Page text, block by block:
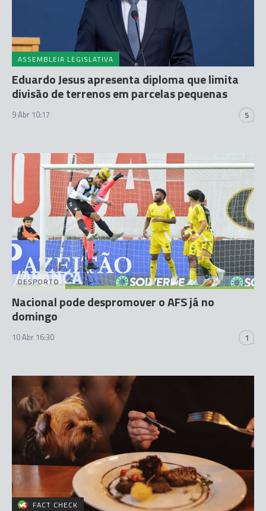
ASSEMBLEIA LEGISLATIVA
Eduardo Jesus apresenta diploma que limita
divisão de terrenos em parcelas pequenas
9 Abr 10:17 5
DESPORTO
Nacional pode despromover o AFS já no
domingo
10 Abr 16:30 1
FACT CHECK